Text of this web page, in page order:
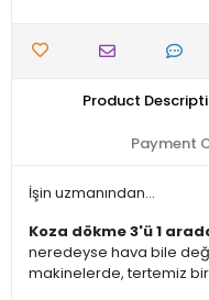
Product
Payment
İşin uzmanından...
Koza dökme 3'ü 1
neredeyse hava bile
makinelerde, tertemiz